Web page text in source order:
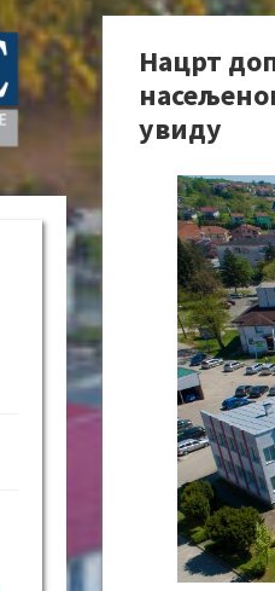
Нацрт
увиду